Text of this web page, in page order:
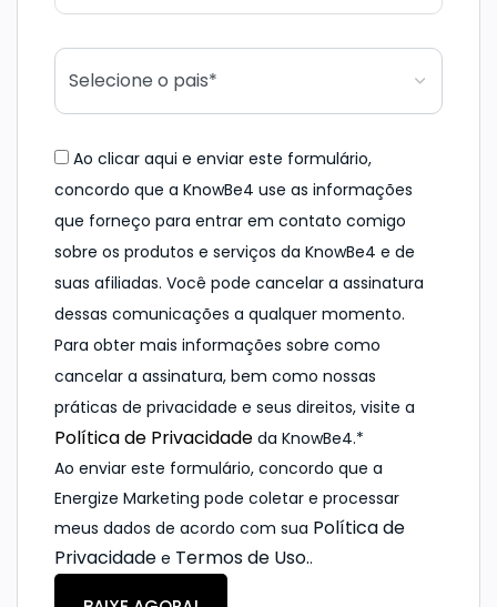
Ao clicar aqui e enviar este formulário,
concordo que a KnowBe4 use as informações
que forneço para entrar em contato comigo
sobre os produtos e serviços da KnowBe4 e de
suas afiliadas. Você pode cancelar a assinatura
dessas comunicações a qualquer momento.
Para obter mais informações sobre como
cancelar a assinatura, bem como nossas
práticas de privacidade e seus direitos, visite a
Política de Privacidade da KnowBe4.*
Ao enviar este formulário, concordo que a
Energize Marketing pode coletar e processar
meus dados de acordo com sua Política de
Privacidade e Termos de Uso..